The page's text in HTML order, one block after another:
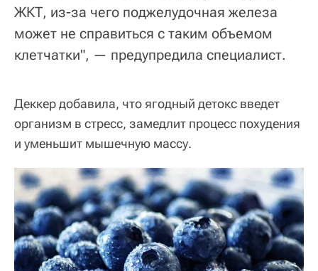
ЖКТ, из-за чего поджелудочная железа
может не справиться с таким объемом
клетчатки", — предупредила специалист.
Деккер добавила, что ягодный детокс введет
организм в стресс, замедлит процесс похудения
и уменьшит мышечную массу.